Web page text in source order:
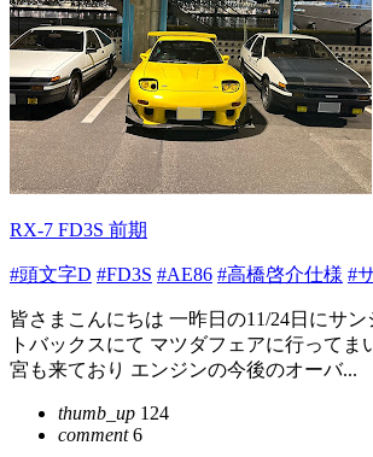
RX-7 FD3S 前期
#頭文字D #FD3S #AE86 #高橋啓介仕様 #
皆さまこんにちは 一昨日の11/24日にサ
トバックスにて マツダフェアに行ってま
宮も来ており エンジンの今後のオーバ...
thumb_up 124
comment6